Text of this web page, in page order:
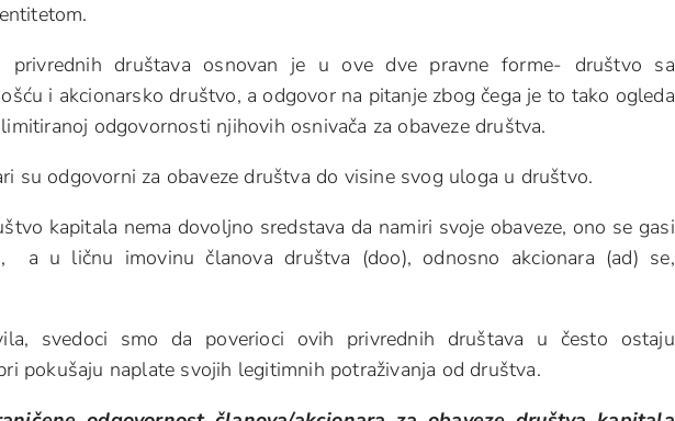
privrednih društava osnovan je u ove dve pravne forme- društvo sa
i akcionarsko društvo, a odgovor na pitanje zbog čega je to tako ogleda
odgovornosti njihovih osnivača za obaveze društva.
su odgovorni za obaveze društva do visine svog uloga u društvo.
kapitala nema dovoljno sredstava da namiri svoje obaveze, ono se gasi
a u ličnu imovinu članova društva (doo), odnosno akcionara (ad) se,
svedoci smo da poverioci ovih privrednih društava u često ostaju
pokušaju naplate svojih legitimnih potraživanja od društva.